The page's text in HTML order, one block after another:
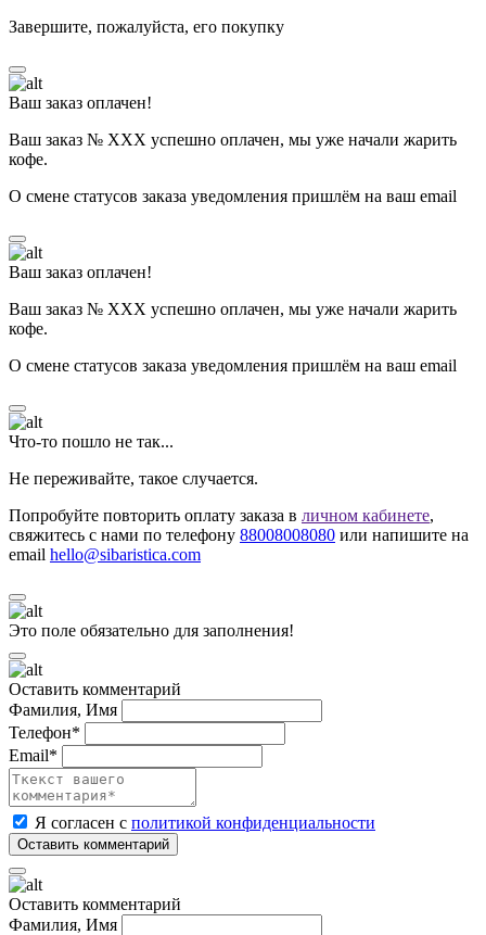
Завершите, пожалуйста, его покупку
Ваш заказ оплачен!
Ваш заказ № ХХХ успешно оплачен, мы уже начали жарить
кофе.
О смене статусов заказа уведомления пришлём на ваш email
Ваш заказ оплачен!
Ваш заказ № ХХХ успешно оплачен, мы уже начали жарить
кофе.
О смене статусов заказа уведомления пришлём на ваш email
Что-то пошло не так...
Не переживайте, такое случается.
Попробуйте повторить оплату заказа в личном кабинете,
свяжитесь с нами по телефону 88008008080 или напишите на
email hello@sibaristica.com
Это поле обязательно для заполнения!
Оставить комментарий
Фамилия, Имя
Телефон*
Email*
Я согласен с политикой конфиденциальности
Оставить комментарий
Фамилия, Имя